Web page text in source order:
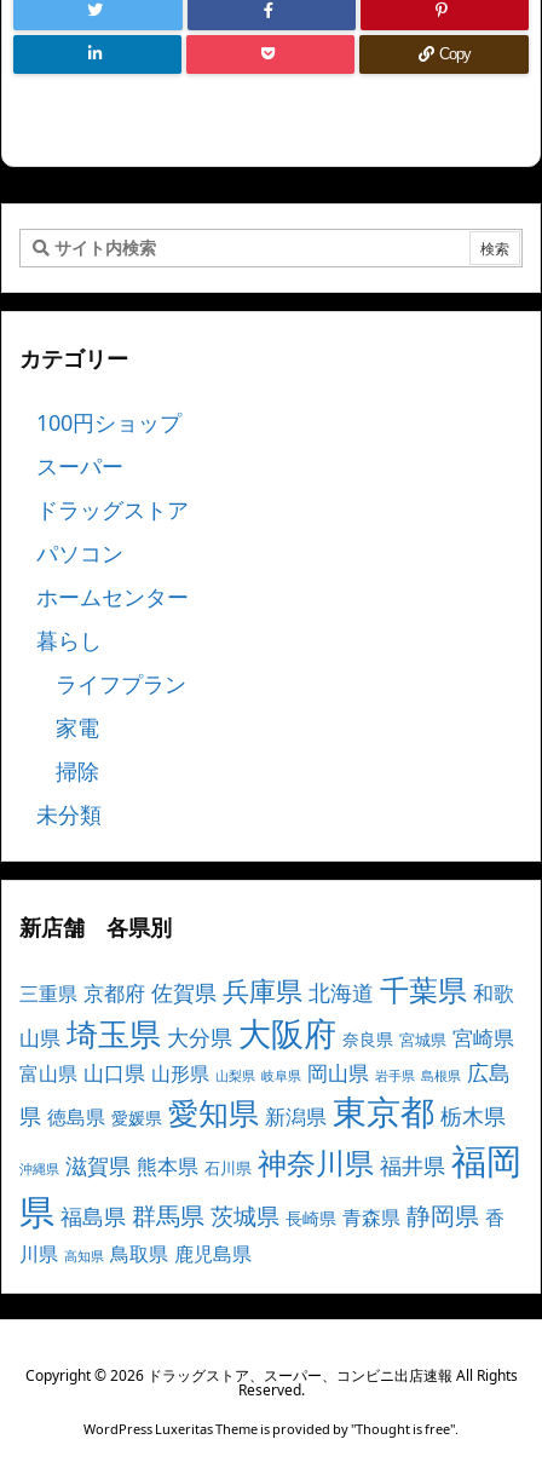
Copy
カテゴリー
100円ショップ
スーパー
ドラッグストア
パソコン
ホームセンター
暮らし
ライフプラン
家電
掃除
未分類
新店舗 各県別
三重県 京都府 佐賀県 兵庫県 北海道 千葉県 和歌
山県 埼玉県 大分県 大阪府 奈良県 宮城県 宮崎県
富山県 山口県 山形県 山梨県 岐阜県 岡山県 岩手県 島根県 広島
県 徳島県 愛媛県 愛知県 新潟県 東京都 栃木県
沖縄県 滋賀県 熊本県 石川県 神奈川県 福井県 福岡
県 福島県 群馬県茨城県 長崎県 青森県 静岡県 香
川県 高知県 鳥取県 鹿児島県
Copyright ©2026 ドラッグストア、スーパー、コンビニ出店速報 All Rights
Reserved.
WordPress Luxeritas Theme is provided by "Thought is free".